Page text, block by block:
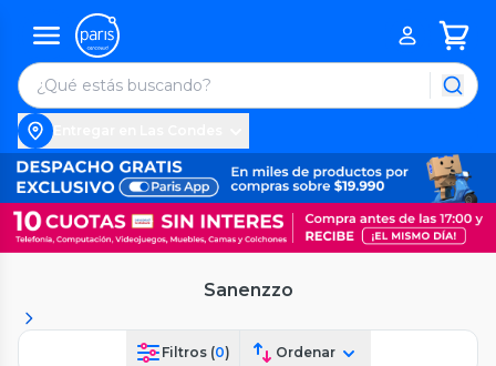
Sanenzzo
Filtros (0) Ordenar